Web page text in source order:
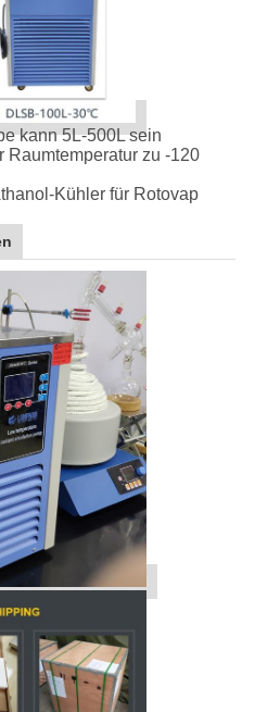
kann 5L-500L sein
Raumtemperatur zu -120
Kühler für Rotovap